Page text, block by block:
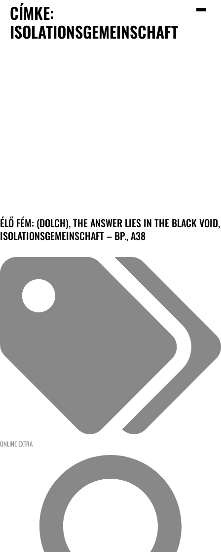
CÍMKE:
ISOLATIONSGEMEINSCHAFT
ÉLŐ FÉM: (DOLCH), THE ANSWER LIES IN THE BLACK VOID,
ISOLATIONSGEMEINSCHAFT – BP., A38
ONLINE EXTRA